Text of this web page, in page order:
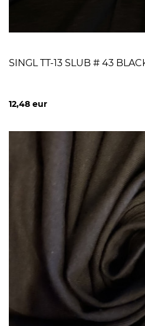
SINGL TT-13 SLUB # 43
12,48 eur